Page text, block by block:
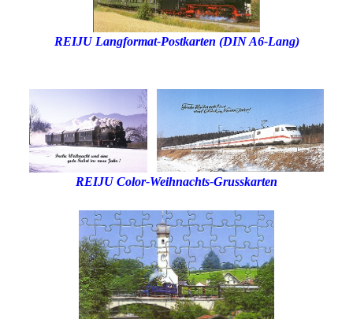
REIJU Langformat-Postkarten (DIN A6-Lang)
REIJU Color-Weihnachts-Grusskarten